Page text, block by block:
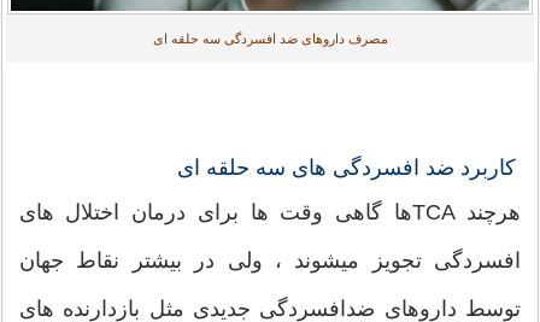
مصرف داروهای ضد افسردگی سه حلقه ای
کاربرد ضد افسردگی های سه حلقه ای
هرچند TCAها گاهی وقت ها برای درمان اختلال های
افسردگی تجویز میشوند ، ولی در بیشتر نقاط جهان
توسط داروهای ضدافسردگی جدیدی مثل بازدارنده های